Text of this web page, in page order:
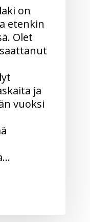
on
etenkin
Olet
ja
vuoksi